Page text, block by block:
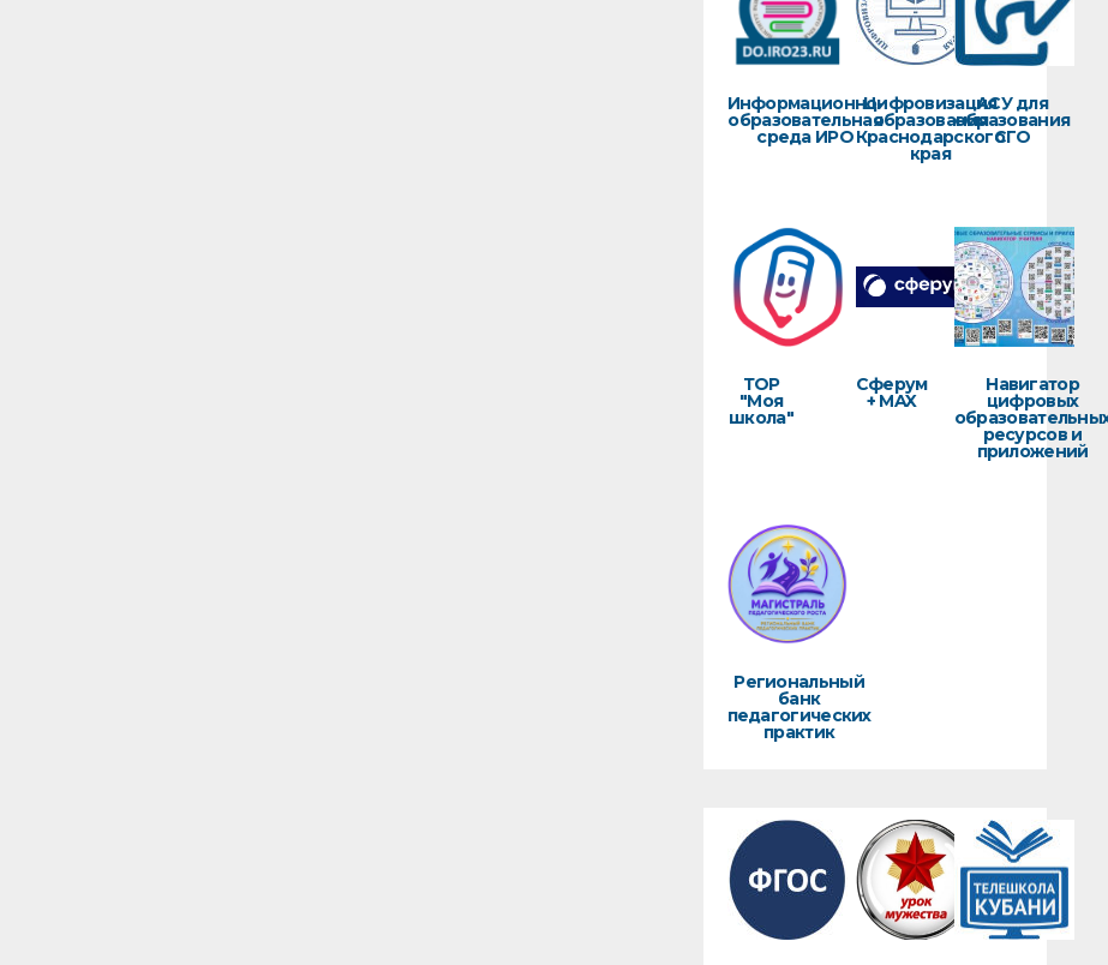
Информационно-
образовательная
среда ИРО
Цифровизация
образования
Краснодарского
края
АСУ для
образования
СГО
ТОР
"Моя
школа"
Сферум
+ MAX
Навигатор
цифровых
ресурсов и
приложений
Региональный
банк
педагогических
практик